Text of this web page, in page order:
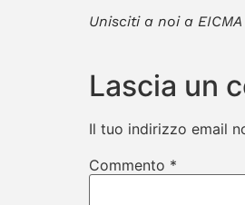
Unisciti a noi a
Lascia un
Il tuo indirizzo email
Commento *